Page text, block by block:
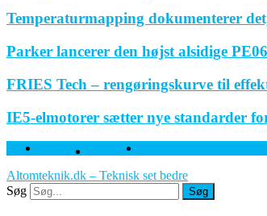
Temperaturmapping dokumenterer
Parker lancerer den højst alsidige
FRIES Tech – rengøringskurve til
IE5-elmotorer sætter nye standarder
Facebook Twitter
Altomteknik.dk – Teknisk set bedre
Søg
Søg